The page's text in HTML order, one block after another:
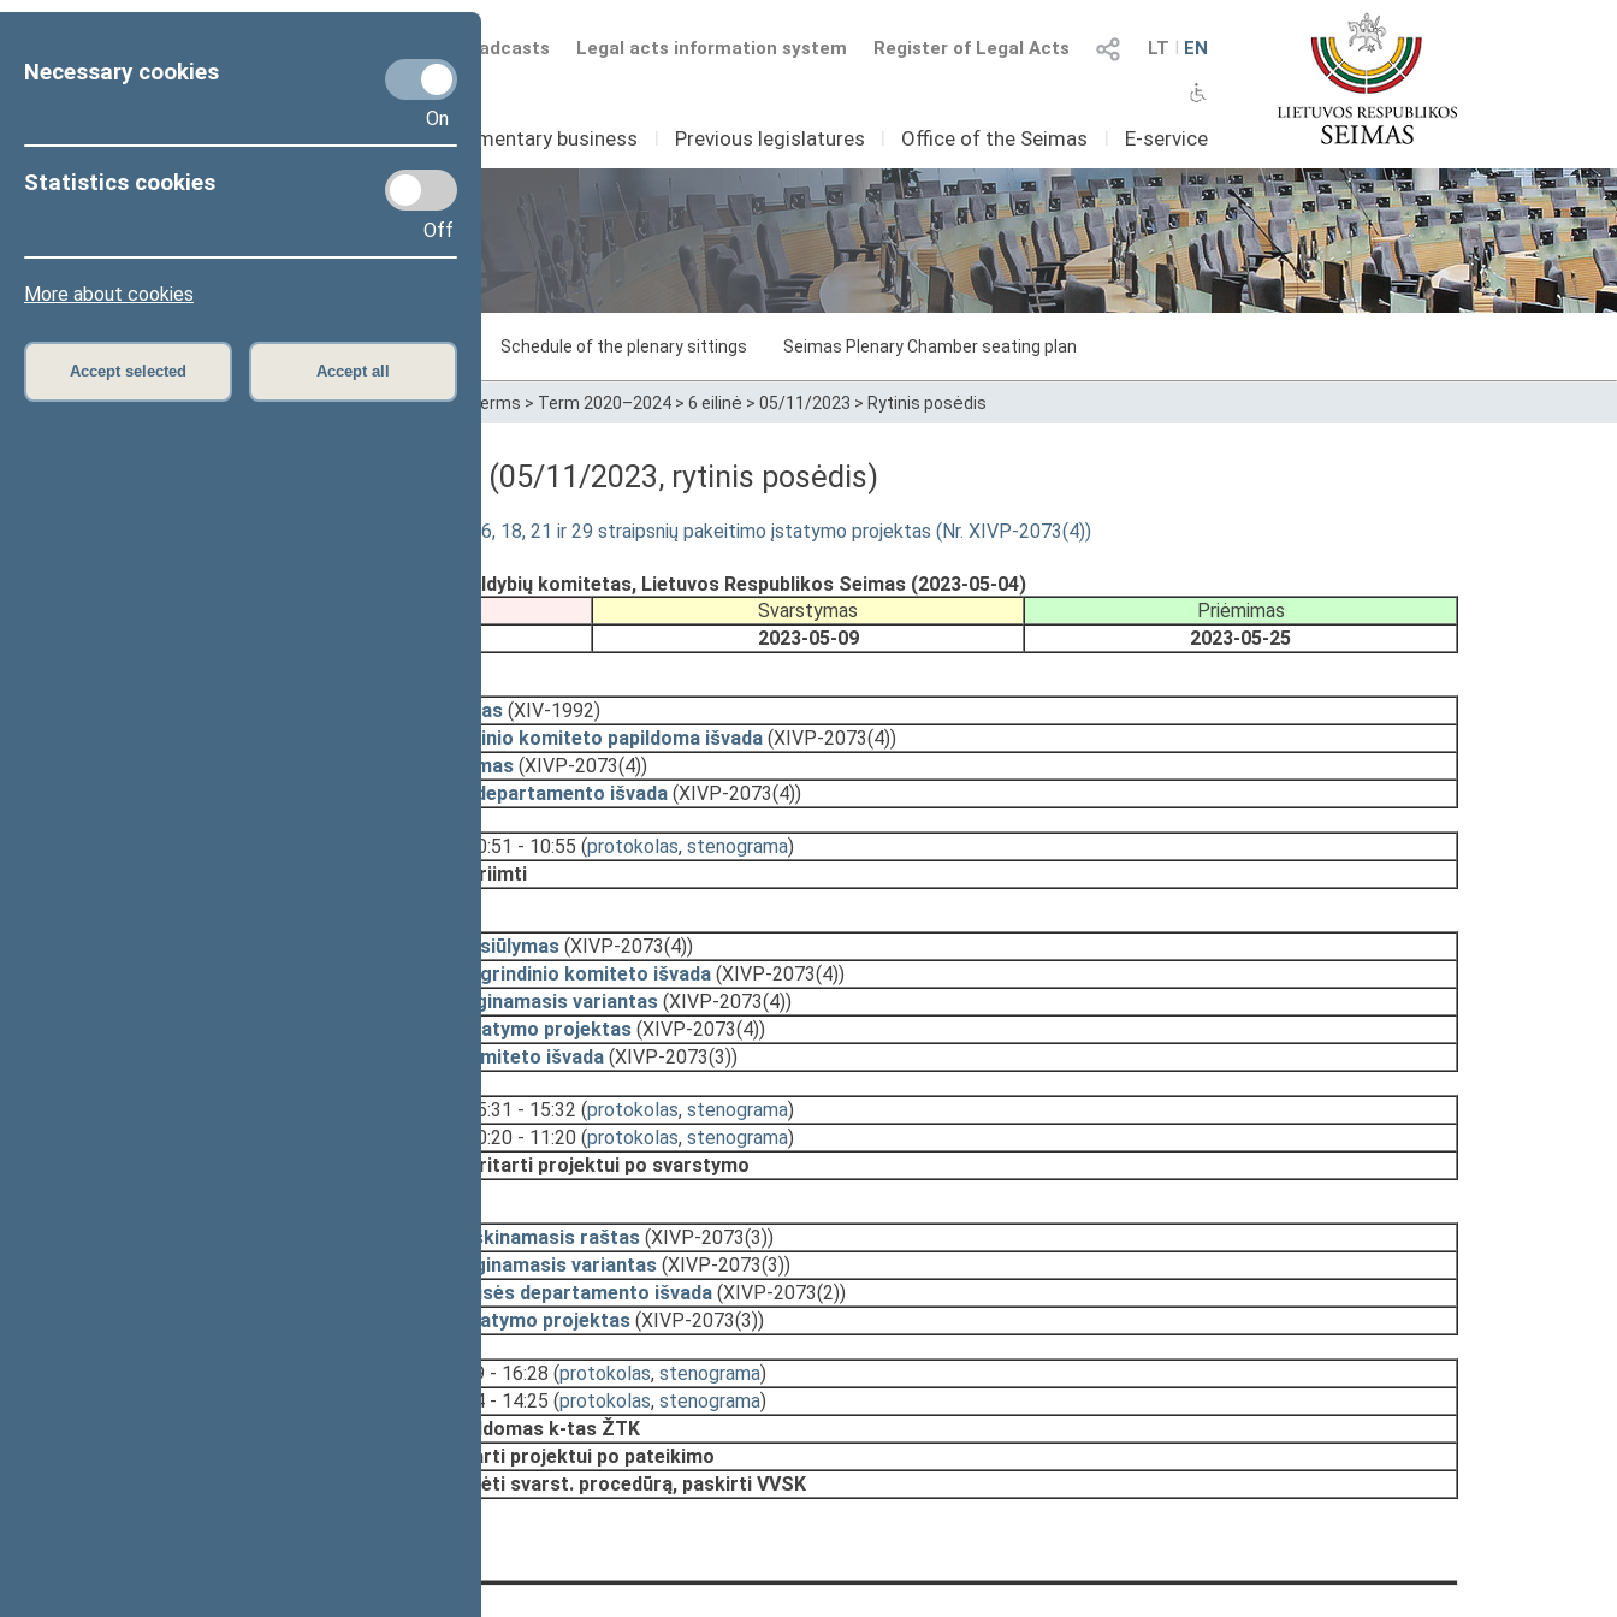
Necessary cookies
On
Statistics cookies
Off
More about cookies
Accept selected Accept all
LT I EN
Register of Legal Acts
Legal acts information system
Scheduled broadcasts
Seimas I Parliamentary business I Previous legislatures I Office of the Seimas I E-service
Sitting in progress Plenary sittings Schedule of the plenary sittings Seimas Plenary Chamber seating plan
Home>Plenary sittings>Parliamentary terms > Term 2020–2024 > 6 eilinė > 05/11/2023 > Rytinis posėdis
Darbotvarkės klausimas (05/11/2023, rytinis posėdis)
Lygių galimybių įstatymo Nr. IX-1826 16, 18, 21 ir 29 straipsnių pakeitimo įstatymo projektas (Nr. XIVP-2073(4))
Valstybės valdymo ir savivaldybių komitetas, Lietuvos Respublikos Seimas (2023-05-04)
Svarstymas
Priėmimas
2023-05-09 2023-05-25
Įstatymas (XIV-1992)
Pagrindinio komiteto papildoma išvada (XIVP-2073(4))
Pasiūlymas (XIVP-2073(4))
Teisės departamento išvada (XIVP-2073(4))
10:51 - 10:55 (protokolas, stenograma)
Priimti
Pasiūlymas (XIVP-2073(4))
Pagrindinio komiteto išvada (XIVP-2073(4))
Lyginamasis variantas (XIVP-2073(4))
Įstatymo projektas (XIVP-2073(4))
Komiteto išvada (XIVP-2073(3))
15:31 - 15:32 (protokolas, stenograma)
10:20 - 11:20 (protokolas, stenograma)
Pritarti projektui po svarstymo
Aiškinamasis raštas (XIVP-2073(3))
Lyginamasis variantas (XIVP-2073(3))
Teisės departamento išvada (XIVP-2073(2))
Įstatymo projektas (XIVP-2073(3))
15:29 - 16:28 (protokolas, stenograma)
14:24 - 14:25 (protokolas, stenograma)
Papildomas k-tas ŽTK
Pritarti projektui po pateikimo
Pradėti svarst. procedūrą, paskirti VVSK